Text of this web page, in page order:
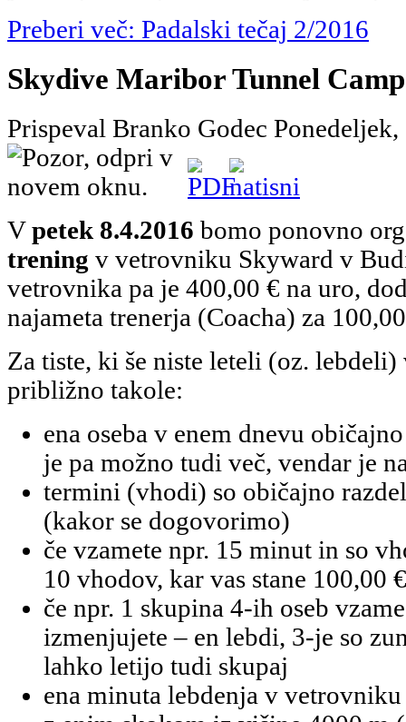
Preberi več: Padalski tečaj 2/2016
Skydive Maribor Tunnel
Prispeval Branko Godec
Vpetek 8.4.2016 bomo ponovno
trening v vetrovniku Skyward v
vetrovnika pa je 400,00 € na uro,
najameta trenerja (Coacha) za
Za tiste, ki še niste leteli (oz.
približno takole:
ena oseba v enem dnevu
je pa možno tudi več, vendar je
termini (vhodi) so običajno
(kakor se dogovorimo)
če vzamete npr. 15 minut in so
10 vhodov, kar vas stane 100,00 €
če npr. 1 skupina 4-ih oseb
izmenjujete – en lebdi, 3-je so
lahko letijo tudi skupaj
ena minuta lebdenja v